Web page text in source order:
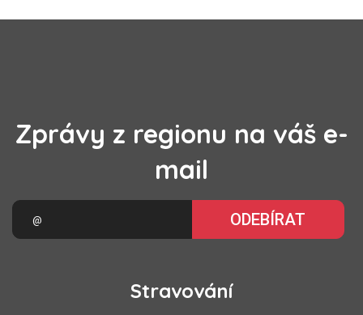
Zprávy z regionu na váš e-
mail
ODEBÍRAT
Stravování